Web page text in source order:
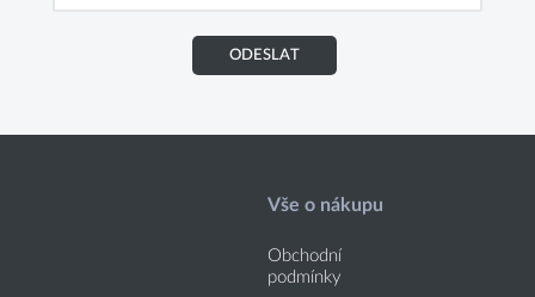
ODESLAT
Vše o nákupu
Obchodní
podmínky